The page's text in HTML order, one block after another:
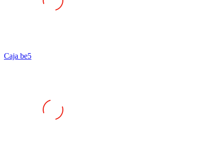
Caja be5